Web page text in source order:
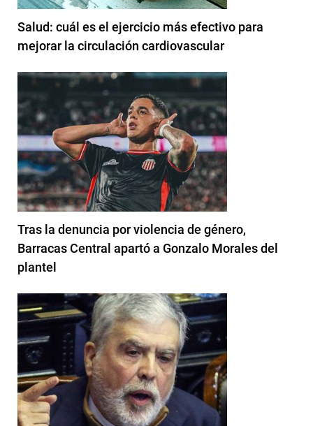
Salud: cuál es el ejercicio más efectivo para
mejorar la circulación cardiovascular
Tras la denuncia por violencia de género,
Barracas Central apartó a Gonzalo Morales del
plantel